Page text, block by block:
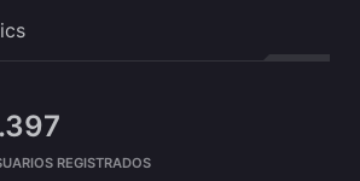
REGISTRADOS